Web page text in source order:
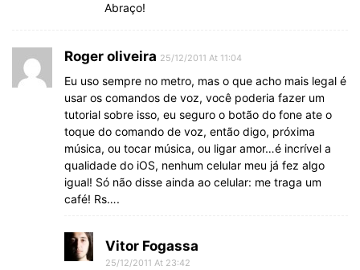
Abraço!
Roger oliveira 25/12/2011 At 11:04
Eu uso sempre no metro, mas o que acho mais legal é
usar os comandos de voz, você poderia fazer um
tutorial sobre isso, eu seguro o botão do fone ate o
toque do comando de voz, então digo, próxima
música, ou tocar música, ou ligar amor…é incrível a
qualidade do iOS, nenhum celular meu já fez algo
igual! Só não disse ainda ao celular: me traga um
café! Rs….
Vitor Fogassa
25/12/2011 At 23:42